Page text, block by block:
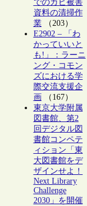
でのカビ被害
資料の清掃作
業（203）
E2902 – 「わ
かっていいと
も!」：ラーニ
ング・コモン
ズにおける学
際交流支援企
画 （167）
東京大学附属
図書館、第2
回デジタル図
書館コンペテ
ィション「東
大図書館をデ
ザインせよ！
Next Library
Challenge
2030」を開催